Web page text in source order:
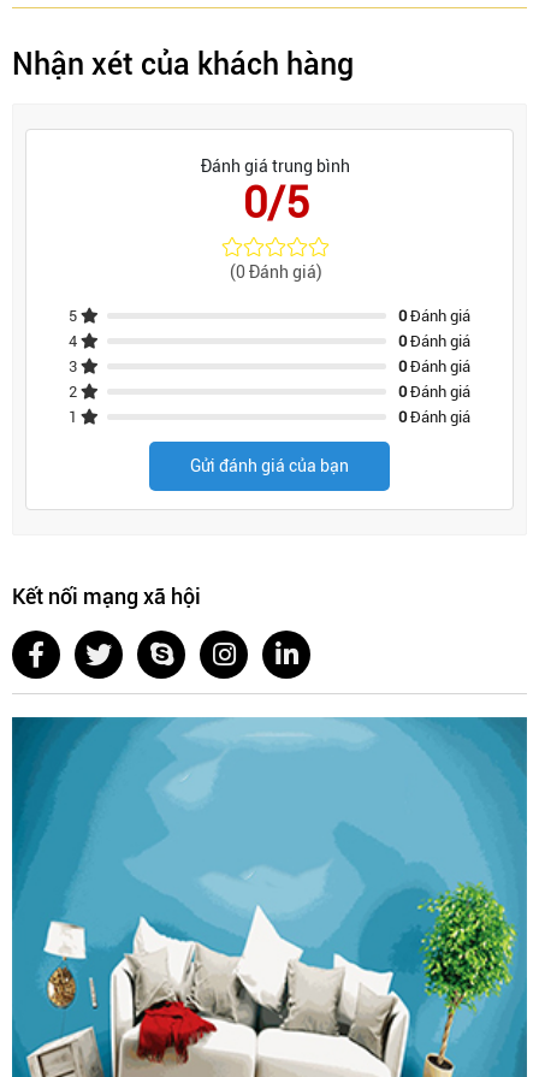
Nhận xét của khách hàng
Đánh giá trung bình
0/5
(0 Đánh giá)
5 0Đánh giá
4
0Đánh giá
3
0Đánh giá
2
0Đánh giá
1
0Đánh giá
Gửi đánh giá của bạn
Kết nối mạng xã hội